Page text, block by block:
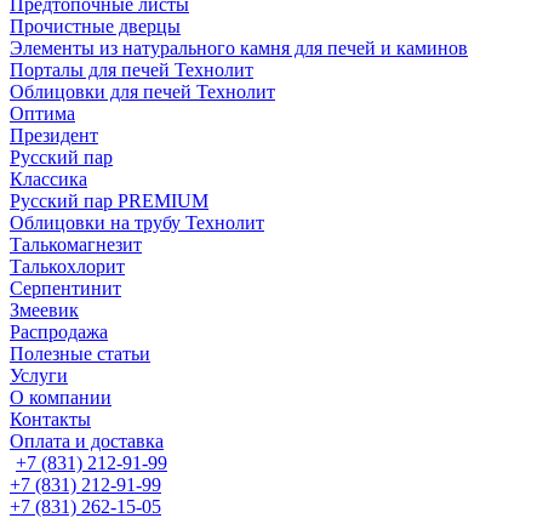
Предтопочные листы
Прочистные дверцы
Элементы из натурального камня для печей и каминов
Порталы для печей Технолит
Облицовки для печей Технолит
Оптима
Президент
Русский пар
Классика
Русский пар PREMIUM
Облицовки на трубу Технолит
Талькомагнезит
Талькохлорит
Серпентинит
Змеевик
Распродажа
Полезные статьи
Услуги
О компании
Контакты
Оплата и доставка
+7 (831) 212-91-99
+7 (831) 212-91-99
+7 (831) 262-15-05